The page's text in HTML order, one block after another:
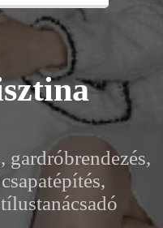
gardróbrendezés,
2026.07.23
Hogyan
pakolj